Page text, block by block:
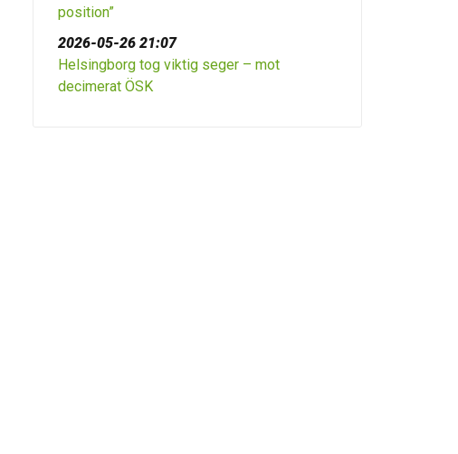
position”
2026-05-26 21:07
Helsingborg tog viktig seger – mot
decimerat ÖSK